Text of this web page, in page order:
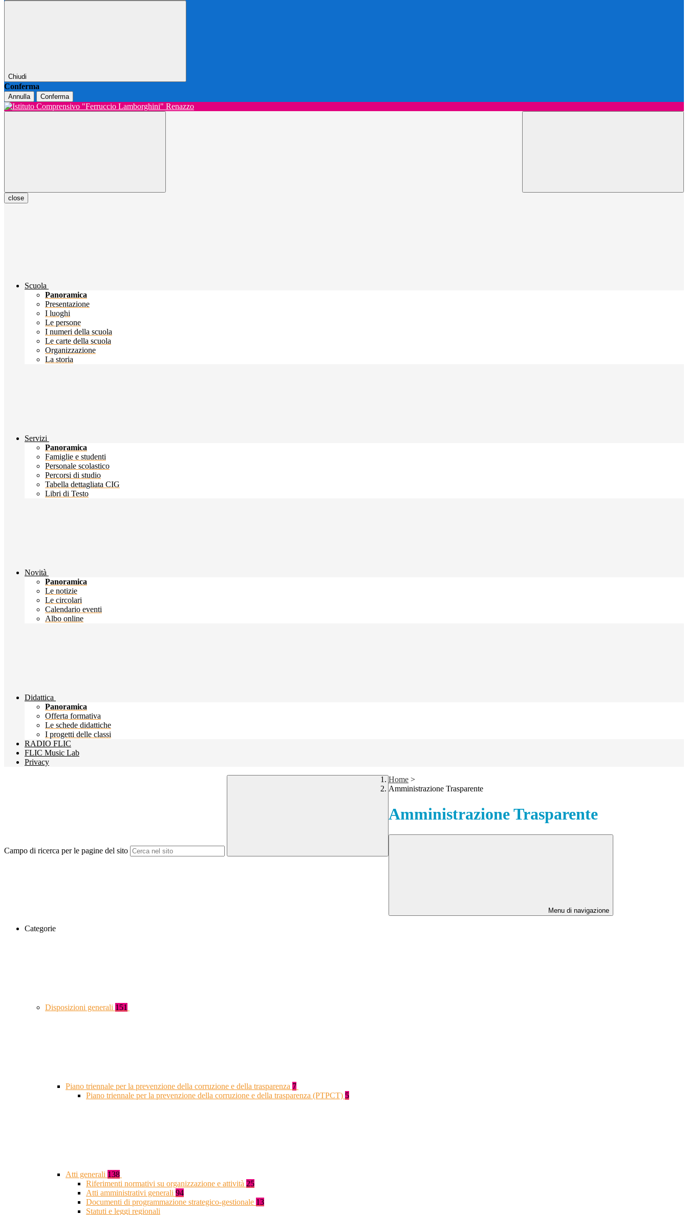
Chiudi
Conferma
Annulla Conferma
close
Scuola
Panoramica
Presentazione
I luoghi
Le persone
I numeri della scuola
Le carte della scuola
Organizzazione
La storia
Servizi
Panoramica
Famiglie e studenti
Personale scolastico
Percorsi di studio
Tabella dettagliata CIG
Libri di Testo
Novità
Panoramica
Le notizie
Le circolari
Calendario eventi
Albo online
Didattica
Panoramica
Offerta formativa
Le schede didattiche
I progetti delle classi
RADIO FLIC
FLIC Music Lab
Privacy
Campo di ricerca per le pagine del sito
Home >
Amministrazione Trasparente
Amministrazione Trasparente
Menu di navigazione
Categorie
Disposizioni generali 151
Piano triennale per la prevenzione della corruzione e della trasparenza 7
Piano triennale per la prevenzione della corruzione e della trasparenza (PTPCT) 5
Atti generali 138
Riferimenti normativi su organizzazione e attività 25
Atti amministrativi generali 94
Documenti di programmazione strategico-gestionale 13
Statuti e leggi regionali